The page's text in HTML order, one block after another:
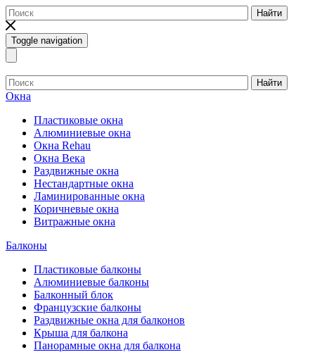
Найти
Toggle navigation
Найти
Окна
Пластиковые окна
Алюминиевые окна
Окна Rehau
Окна Века
Раздвижные окна
Нестандартные окна
Ламинированные окна
Коричневые окна
Витражные окна
Балконы
Пластиковые балконы
Алюминиевые балконы
Балконный блок
Французские балконы
Раздвижные окна для балконов
Крыша для балкона
Панорамные окна для балкона